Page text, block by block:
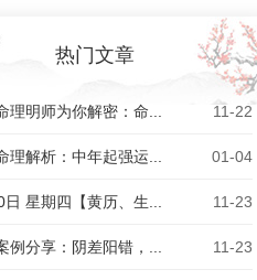
热门文章
理明师为你解密：命... 11-22
理解析：中年起强运... 01-04
日 星期四【黄历、生... 11-23
例分享：阴差阳错，... 11-23